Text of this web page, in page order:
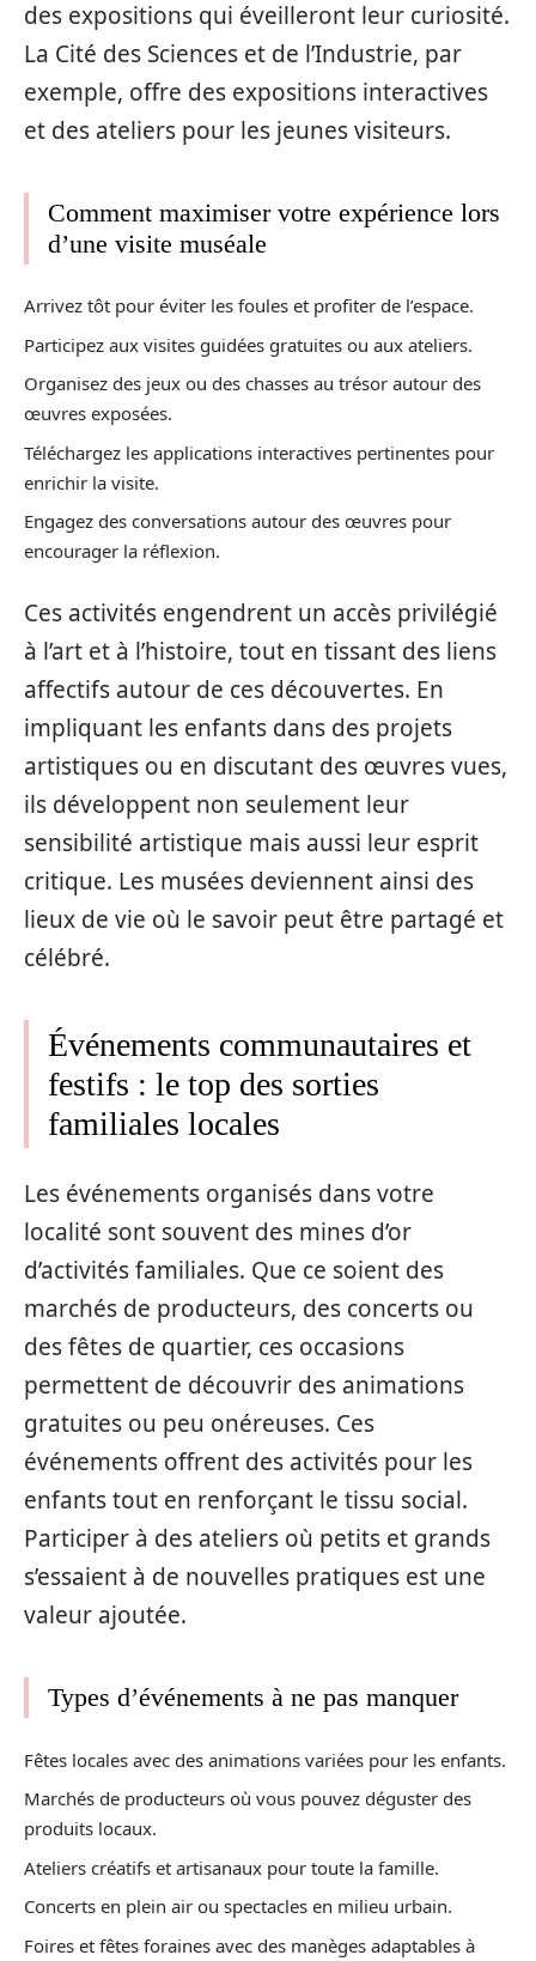
des expositions qui éveilleront leur curiosité.
La Cité des Sciences et de l’Industrie, par
exemple, offre des expositions interactives
et des ateliers pour les jeunes visiteurs.
Comment maximiser votre expérience lors
d’une visite muséale
Arrivez tôt pour éviter les foules et profiter de l’espace.
Participez aux visites guidées gratuites ou aux ateliers.
Organisez des jeux ou des chasses au trésor autour des
œuvres exposées.
Téléchargez les applications interactives pertinentes pour
enrichir la visite.
Engagez des conversations autour des œuvres pour
encourager la réflexion.
Ces activités engendrent un accès privilégié
à l’art et à l’histoire, tout en tissant des liens
affectifs autour de ces découvertes. En
impliquant les enfants dans des projets
artistiques ou en discutant des œuvres vues,
ils développent non seulement leur
sensibilité artistique mais aussi leur esprit
critique. Les musées deviennent ainsi des
lieux de vie où le savoir peut être partagé et
célébré.
Événements communautaires et
festifs : le top des sorties
familiales locales
Les événements organisés dans votre
localité sont souvent des mines d’or
d’activités familiales. Que ce soient des
marchés de producteurs, des concerts ou
des fêtes de quartier, ces occasions
permettent de découvrir des animations
gratuites ou peu onéreuses. Ces
événements offrent des activités pour les
enfants tout en renforçant le tissu social.
Participer à des ateliers où petits et grands
s’essaient à de nouvelles pratiques est une
valeur ajoutée.
Types d’événements à ne pas manquer
Fêtes locales avec des animations variées pour les enfants.
Marchés de producteurs où vous pouvez déguster des
produits locaux.
Ateliers créatifs et artisanaux pour toute la famille.
Concerts en plein air ou spectacles en milieu urbain.
Foires et fêtes foraines avec des manèges adaptables à